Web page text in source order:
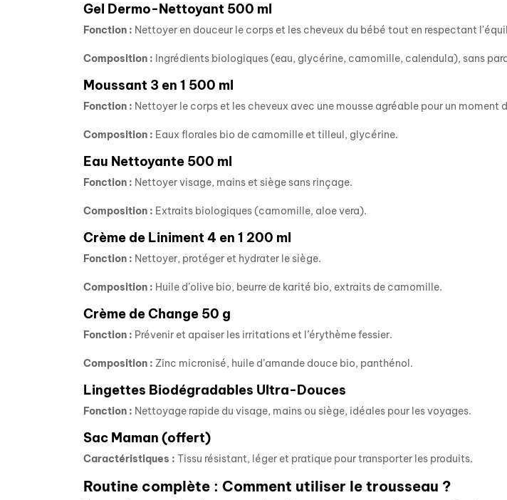
Gel Dermo-Nettoyant 500 ml
Fonction : Nettoyer en douceur le corps et les cheveux du bébé tout en respectant
Composition : Ingrédients biologiques (eau, glycérine, camomille, calendula), sans
Moussant 3 en 1 500 ml
Fonction : Nettoyer le corps et les cheveux avec une mousse agréable pour un moment
Composition : Eaux florales bio de camomille et tilleul, glycérine.
Eau Nettoyante 500 ml
Fonction : Nettoyer visage, mains et siège sans rinçage.
Composition : Extraits biologiques (camomille, aloe vera).
Crème de Liniment 4 en 1 200 ml
Fonction : Nettoyer, protéger et hydrater le siège.
Composition : Huile d’olive bio, beurre de karité bio, extraits de camomille.
Crème de Change 50 g
Fonction : Prévenir et apaiser les irritations et l’érythème fessier.
Composition : Zinc micronisé, huile d’amande douce bio, panthénol.
Lingettes Biodégradables Ultra-Douces
Fonction : Nettoyage rapide du visage, mains ou siège, idéales pour les voyages.
Sac Maman (offert)
Caractéristiques : Tissu résistant, léger et pratique pour transporter les produits.
Routine complète : Comment utiliser le trousseau ?